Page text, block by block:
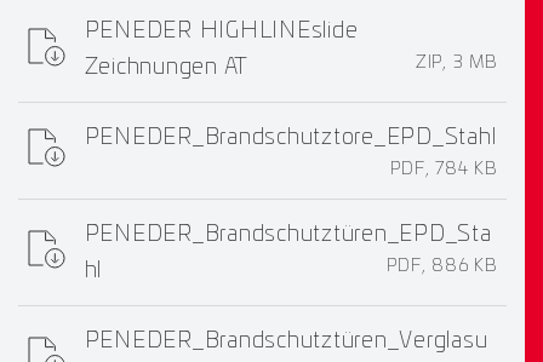
PENEDER HIGHLINEslide
Zeichnungen AT
ZIP, 3 MB
PENEDER_Brandschutztore_EPD_Stahl
PDF, 784 KB
PENEDER_Brandschutztüren_EPD_Sta
hl
PDF, 886 KB
PENEDER_Brandschutztüren_Verglasu